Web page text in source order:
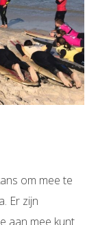
om mee te
Er zijn
aan mee kunt